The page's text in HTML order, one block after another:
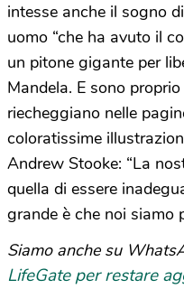
intesse anche il sogno
uomo “che ha avuto il
un pitone gigante per
Mandela. E sono
riecheggiano nelle
coloratissime
Andrew Stooke: “La
quella di essere
grande è che noi siamo
Siamo anche su
LifeGate per restare